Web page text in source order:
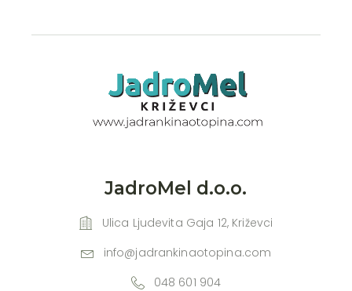
JadroMel d.o.o.
Ulica Ljudevita Gaja 12, Križevci
info@jadrankinaotopina.com
048 601 904